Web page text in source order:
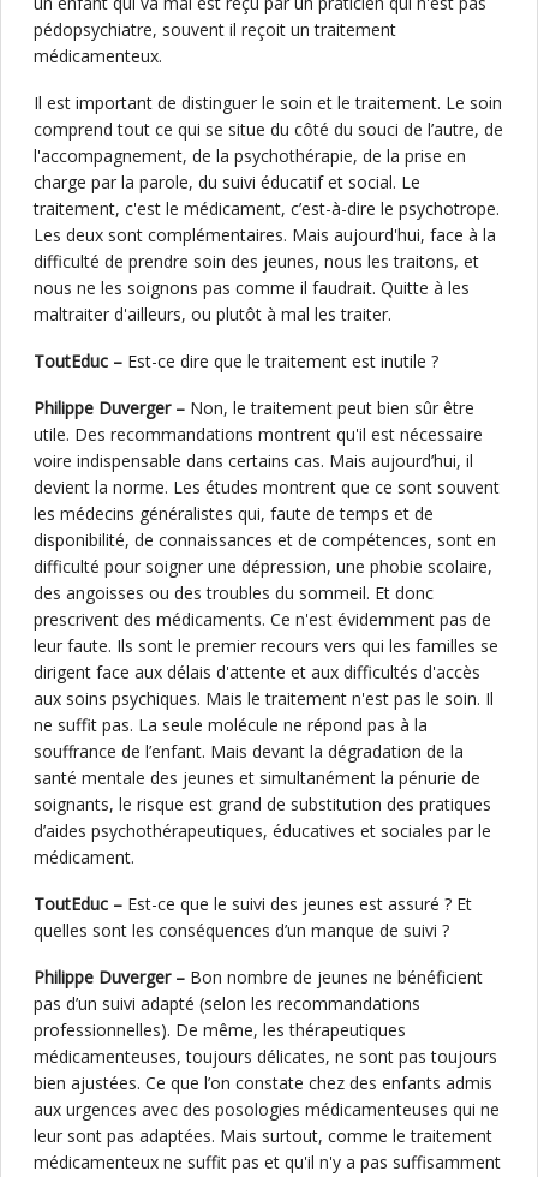
pédopsychiatre, souvent il reçoit un traitement
médicamenteux.
Il est important de distinguer le soin et le traitement. Le soin
comprend tout ce qui se situe du côté du souci de l’autre, de
l'accompagnement, de la psychothérapie, de la prise en
charge par la parole, du suivi éducatif et social. Le
traitement, c'est le médicament, c’est-à-dire le psychotrope.
Les deux sont complémentaires. Mais aujourd'hui, face à la
difficulté de prendre soin des jeunes, nous les traitons, et
nous ne les soignons pas comme il faudrait. Quitte à les
maltraiter d'ailleurs, ou plutôt à mal les traiter.
ToutEduc – Est-ce dire que le traitement est inutile ?
Philippe Duverger – Non, le traitement peut bien sûr être
utile. Des recommandations montrent qu'il est nécessaire
voire indispensable dans certains cas. Mais aujourd’hui, il
devient la norme. Les études montrent que ce sont souvent
les médecins généralistes qui, faute de temps et de
disponibilité, de connaissances et de compétences, sont en
difficulté pour soigner une dépression, une phobie scolaire,
des angoisses ou des troubles du sommeil. Et donc
prescrivent des médicaments. Ce n'est évidemment pas de
leur faute. Ils sont le premier recours vers qui les familles se
dirigent face aux délais d'attente et aux difficultés d'accès
aux soins psychiques. Mais le traitement n'est pas le soin. Il
ne suffit pas. La seule molécule ne répond pas à la
souffrance de l’enfant. Mais devant la dégradation de la
santé mentale des jeunes et simultanément la pénurie de
soignants, le risque est grand de substitution des pratiques
d’aides psychothérapeutiques, éducatives et sociales par le
médicament.
ToutEduc – Est-ce que le suivi des jeunes est assuré ? Et
quelles sont les conséquences d’un manque de suivi ?
Philippe Duverger – Bon nombre de jeunes ne bénéficient
pas d’un suivi adapté (selon les recommandations
professionnelles). De même, les thérapeutiques
médicamenteuses, toujours délicates, ne sont pas toujours
bien ajustées. Ce que l’on constate chez des enfants admis
aux urgences avec des posologies médicamenteuses qui ne
leur sont pas adaptées. Mais surtout, comme le traitement
médicamenteux ne suffit pas et qu'il n'y a pas suffisamment